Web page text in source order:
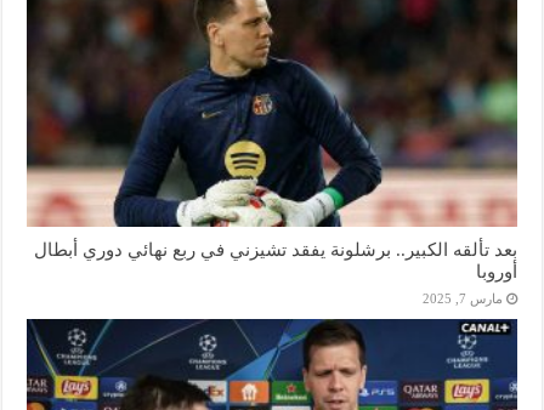
بعد تألقه الكبير.. برشلونة يفقد تشيزني في ربع نهائي دوري أبطال
أوروبا
مارس 7, 2025